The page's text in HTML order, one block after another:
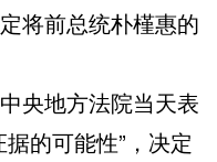
将前总统朴槿惠的
地方法院当天表
的可能性”，决定